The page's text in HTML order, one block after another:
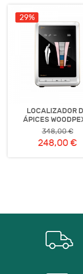
29%
LOCALIZADOR
ÁPICES
348,00 €
248,00 €